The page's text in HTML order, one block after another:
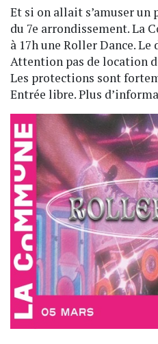
Et si on allait s’amuser un
du 7e arrondissement. La
à 17h une Roller Dance. Le
Attention pas de location
Les protections sont
Entrée libre. Plus